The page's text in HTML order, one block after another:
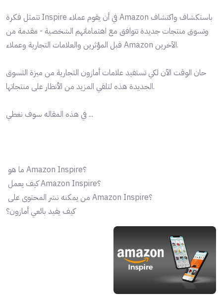
تتمثل فكرة Inspire في أن يقوم عملاء Amazon باستكشاف واكتشاف
وتسوق منتجات جديدة تتوافق مع اهتماماتهم الشخصية - مقدمة من
قبل المؤثرين والعلامات التجارية وعملاء Amazon الآخرين.
حان الوقت الآن لكي تستفيد علامات أمازون التجارية من ميزة التسوق
الجديدة هذه لتلقي المزيد من الأنظار على منتجاتها.
في هذه المقاله سوف نغطي ...
ما هو Amazon Inspire؟
كيف يعمل Amazon Inspire؟
من يمكنه نشر المحتوى على Amazon Inspire؟
كيف يفيد بائعي أمازون؟